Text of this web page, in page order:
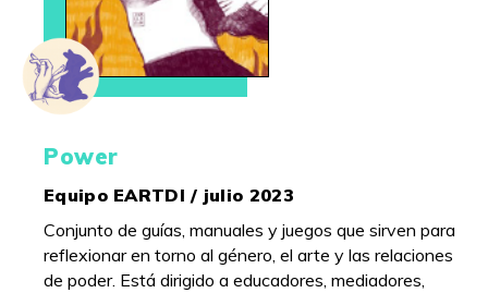
Power
Equipo EARTDI / julio 2023
Conjunto de guías, manuales y juegos que sirven para
reflexionar en torno al género, el arte y las relaciones
de poder. Está dirigido a educadores, mediadores,